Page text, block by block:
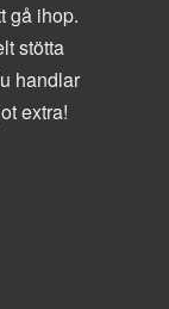
gå ihop.
stötta
handlar
extra!